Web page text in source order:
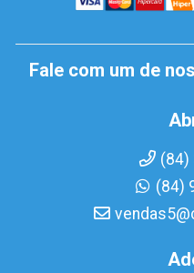
Fale com um de
(84)
(84)